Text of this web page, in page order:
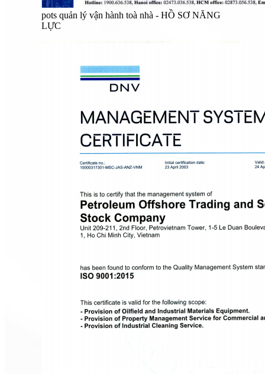
pots quản lý vận hành toà nhà - HỒ SƠ NĂNG
LỰC